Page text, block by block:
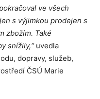
ve všech
s výjimkou prodejen s
zbožím. Také
snížily,“ uvedla
dopravy, služeb,
ČSÚ Marie